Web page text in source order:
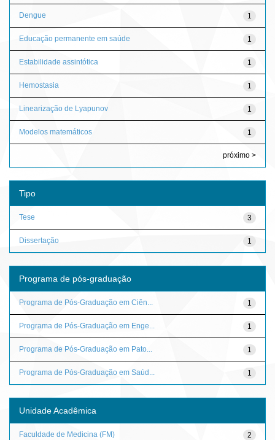
1
Dengue
1
Educação permanente em saúde
1
Estabilidade assintótica
1
Hemostasia
1
Linearização de Lyapunov
1
Modelos matemáticos
próximo >
Tipo
3
Tese
1
Dissertação
Programa de pós-graduação
1
Programa de Pós-Graduação em Ciên...
1
Programa de Pós-Graduação em Enge...
1
Programa de Pós-Graduação em Pato...
1
Programa de Pós-Graduação em Saúd...
Unidade Acadêmica
2
Faculdade de Medicina (FM)